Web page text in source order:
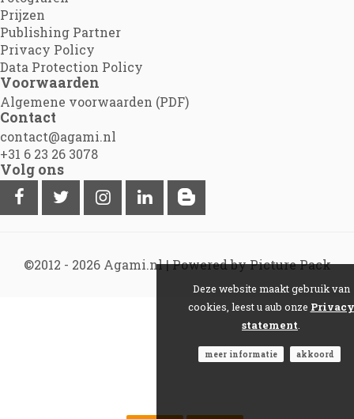
Prijzen
Publishing Partner
Privacy Policy
Data Protection Policy
Voorwaarden
Algemene voorwaarden (PDF)
Contact
contact@agami.nl
+31 6 23 26 3078
Volg ons
©2012 - 2026 Agami.nl|Powered by Picture Pack
Deze website maakt gebruik van
cookies, leest u aub onze Privacy
statement
meer informatie akkoord